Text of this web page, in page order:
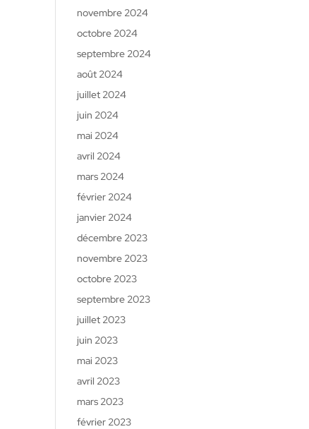
novembre 2024
octobre 2024
septembre 2024
août 2024
juillet 2024
juin 2024
mai 2024
avril 2024
mars 2024
février 2024
janvier 2024
décembre 2023
novembre 2023
octobre 2023
septembre 2023
juillet 2023
juin 2023
mai 2023
avril 2023
mars 2023
février 2023